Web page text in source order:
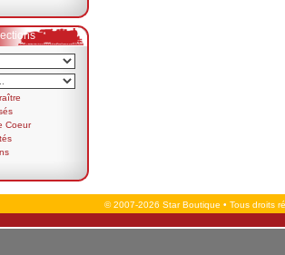
Coeur
© 2007-2026 Star Boutique • Tous droits